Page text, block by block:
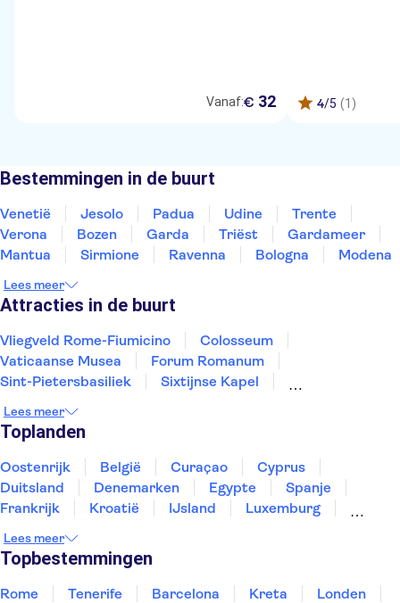
Vanaf:€ 32 4/5 (1)
Bestemmingen in de buurt
Venetië Jesolo Padua Udine
Trente
Verona
Bozen Garda Triëst
Gardameer
Mantua
Sirmione Ravenna Bologna Modena
Lees meer
Attracties in de buurt
Vliegveld Rome-Fiumicino
Colosseum
Vaticaanse Musea
Forum Romanum
Sint-Pietersbasiliek
Sixtijnse Kapel
De Vesuvius
Murano en Burano
Lees meer
Toplanden
Oostenrijk België Curaçao
Cyprus
Duitsland
Denemarken Egypte
Spanje
Frankrijk
Kroatië IJsland
Luxemburg
Slovenië
Thailand
Lees meer
Topbestemmingen
Rome Tenerife Barcelona Kreta
Londen